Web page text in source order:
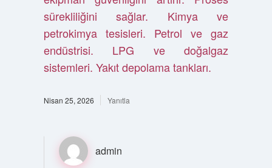
sürekliliğini sağlar. Kimya ve
petrokimya tesisleri. Petrol ve gaz
endüstrisi. LPG ve doğalgaz
sistemleri. Yakıt depolama tankları.
Nisan 25, 2026 Yanıtla
admin